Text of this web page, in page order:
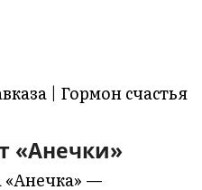
«Анечки»
«Анечка» —